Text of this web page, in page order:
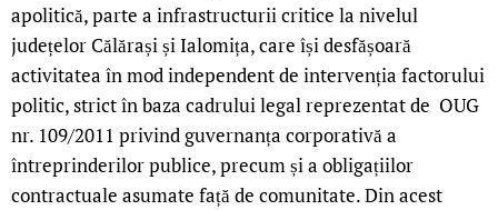
apolitică, parte a infrastructurii critice la nivelul
județelor Călărași și Ialomița, care își desfășoară
activitatea în mod independent de intervenția factorului
politic, strict în baza cadrului legal reprezentat de OUG
nr. 109/2011 privind guvernanța corporativă a
întreprinderilor publice, precum și a obligațiilor
contractuale asumate față de comunitate. Din acest